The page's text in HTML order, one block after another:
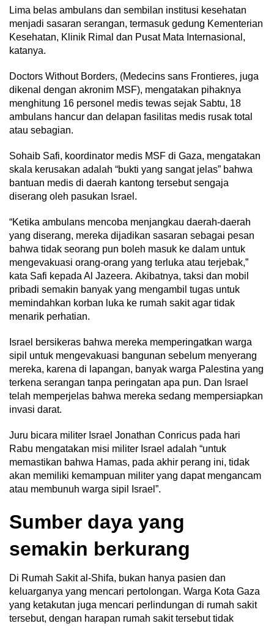
Lima belas ambulans dan sembilan institusi kesehatan
menjadi sasaran serangan, termasuk gedung Kementerian
Kesehatan, Klinik Rimal dan Pusat Mata Internasional,
katanya.
Doctors Without Borders, (Medecins sans Frontieres, juga
dikenal dengan akronim MSF), mengatakan pihaknya
menghitung 16 personel medis tewas sejak Sabtu, 18
ambulans hancur dan delapan fasilitas medis rusak total
atau sebagian.
Sohaib Safi, koordinator medis MSF di Gaza, mengatakan
skala kerusakan adalah “bukti yang sangat jelas” bahwa
bantuan medis di daerah kantong tersebut sengaja
diserang oleh pasukan Israel.
“Ketika ambulans mencoba menjangkau daerah-daerah
yang diserang, mereka dijadikan sasaran sebagai pesan
bahwa tidak seorang pun boleh masuk ke dalam untuk
mengevakuasi orang-orang yang terluka atau terjebak,”
kata Safi kepada Al Jazeera. Akibatnya, taksi dan mobil
pribadi semakin banyak yang mengambil tugas untuk
memindahkan korban luka ke rumah sakit agar tidak
menarik perhatian.
Israel bersikeras bahwa mereka memperingatkan warga
sipil untuk mengevakuasi bangunan sebelum menyerang
mereka, karena di lapangan, banyak warga Palestina yang
terkena serangan tanpa peringatan apa pun. Dan Israel
telah memperjelas bahwa mereka sedang mempersiapkan
invasi darat.
Juru bicara militer Israel Jonathan Conricus pada hari
Rabu mengatakan misi militer Israel adalah “untuk
memastikan bahwa Hamas, pada akhir perang ini, tidak
akan memiliki kemampuan militer yang dapat mengancam
atau membunuh warga sipil Israel”.
Sumber daya yang
semakin berkurang
Di Rumah Sakit al-Shifa, bukan hanya pasien dan
keluarganya yang mencari pertolongan. Warga Kota Gaza
yang ketakutan juga mencari perlindungan di rumah sakit
tersebut, dengan harapan rumah sakit tersebut tidak